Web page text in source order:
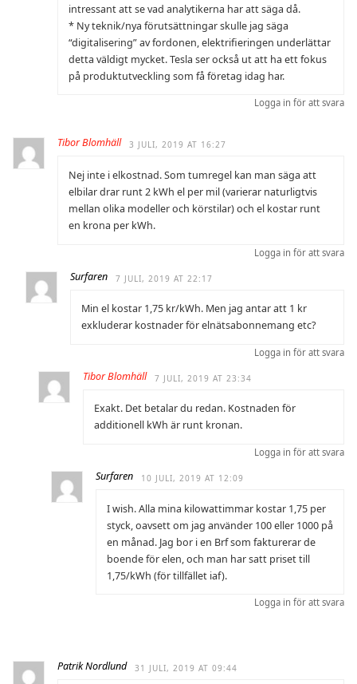
intressant att se vad analytikerna har att säga då.
* Ny teknik/nya förutsättningar skulle jag säga
“digitalisering” av fordonen, elektrifieringen underlättar
detta väldigt mycket. Tesla ser också ut att ha ett fokus
på produktutveckling som få företag idag har.
Logga in för att svara
Tibor Blomhäll 3 JULI, 2019 AT 16:27
Nej inte i elkostnad. Som tumregel kan man säga att
elbilar drar runt 2 kWh el per mil (varierar naturligtvis
mellan olika modeller och körstilar) och el kostar runt
en krona per kWh.
Logga in för att svara
Surfaren 7 JULI, 2019 AT 22:17
Min el kostar 1,75 kr/kWh. Men jag antar att 1 kr
exkluderar kostnader för elnätsabonnemang etc?
Logga in för att svara
Tibor Blomhäll 7 JULI, 2019 AT 23:34
Exakt. Det betalar du redan. Kostnaden för
additionell kWh är runt kronan.
Logga in för att svara
Surfaren 10 JULI, 2019 AT 12:09
I wish. Alla mina kilowattimmar kostar 1,75 per
styck, oavsett om jag använder 100 eller 1000 på
en månad. Jag bor i en Brf som fakturerar de
boende för elen, och man har satt priset till
1,75/kWh (för tillfället iaf).
Logga in för att svara
Patrik Nordlund 31 JULI, 2019 AT 09:44